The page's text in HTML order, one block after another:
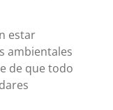
estar
ambientales
de que todo